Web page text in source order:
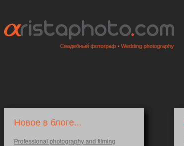
Свадебный фотограф • Wedding photography
Новое в блоге...
Professional photography and filming